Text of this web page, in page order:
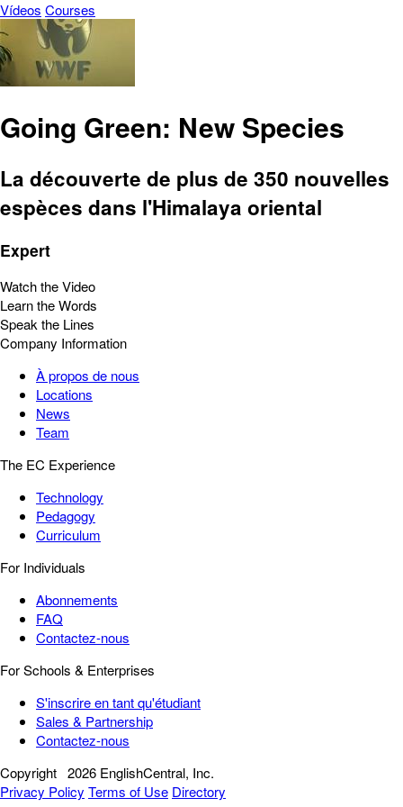
Vídeos Courses
Going Green: New Species
La découverte de plus de 350 nouvelles
espèces dans l'Himalaya oriental
Expert
Watch the Video
Learn the Words
Speak the Lines
Company Information
À propos de nous
Locations
News
Team
The EC Experience
Technology
Pedagogy
Curriculum
For Individuals
Abonnements
FAQ
Contactez-nous
For Schools & Enterprises
S'inscrire en tant qu'étudiant
Sales & Partnership
Contactez-nous
Copyright 2026 EnglishCentral, Inc.
Privacy Policy Terms of Use Directory